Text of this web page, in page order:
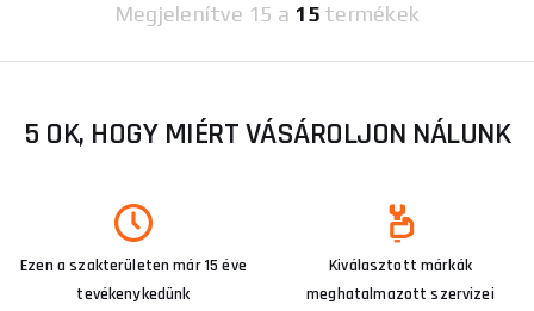
Megjelenítve 15 a 15termékek
5 OK, HOGY MIÉRT VÁSÁROLJON NÁLUNK
Ezen a szakterületen már 15 éve
tevékenykedünk
Kiválasztott márkák
meghatalmazott szervizei